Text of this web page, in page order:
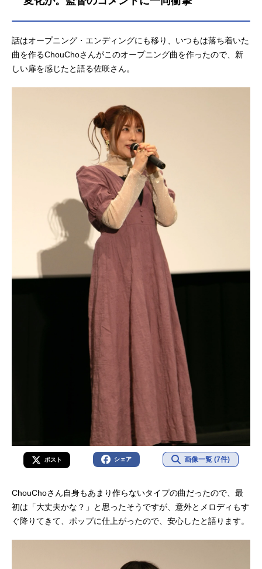
話はオープニング・エンディングにも移り、いつもは落ち着いた
曲を作るChouChoさんがこのオープニング曲を作ったので、新
しい扉を感じたと語る佐咲さん。
ポスト シェア 画像一覧 (7件)
ChouChoさん自身もあまり作らないタイプの曲だったので、最
初は「大丈夫かな？」と思ったそうですが、意外とメロディもす
ぐ降りてきて、ポップに仕上がったので、安心したと語ります。